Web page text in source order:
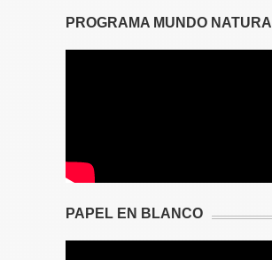
PROGRAMA MUNDO
PAPEL EN BLANCO